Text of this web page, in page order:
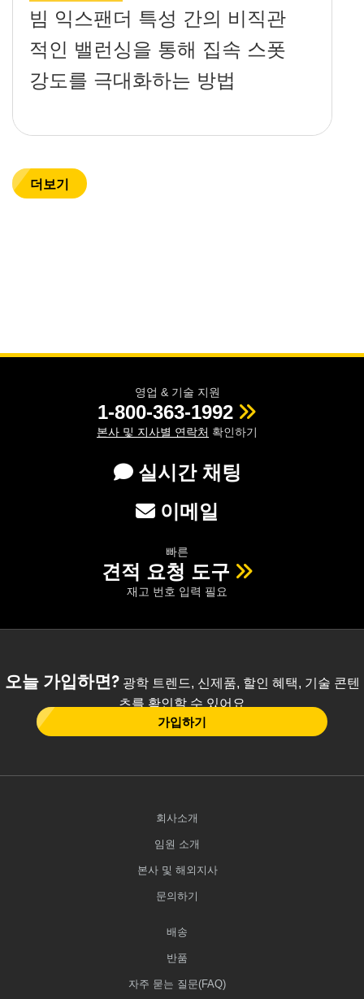
빔 익스팬더 특성 간의 비직관
적인 밸런싱을 통해 집속 스폿
강도를 극대화하는 방법
더보기
영업 & 기술 지원
1-800-363-1992
본사 및 지사별 연락처 확인하기
실시간 채팅
이메일
빠른
견적 요청 도구
재고 번호 입력 필요
오늘 가입하면?광학 트렌드, 신제품, 할인 혜택, 기술 콘텐
츠를 확인할 수 있어요
가입하기
회사소개
임원 소개
본사 및 해외지사
문의하기
배송
반품
자주 묻는 질문(FAQ)